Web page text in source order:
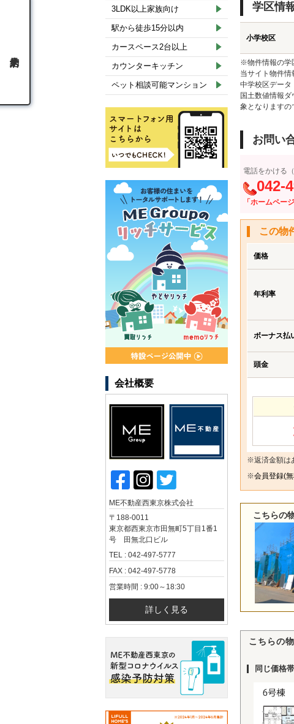
学区情
小学校区
※物件情報の学
当サイト物件
中学校区データ
国土数値情報
象となりますの
お問い
電話をかける
042-
「ホームペー
この物
価格
年利率
ボーナス払
頭金
※返済金額は
※会員登録(
こちらの
こちらの
同じ価格
3LDK以上家族向け
駅から徒歩15分以内
カースペース2台以上
カウンターキッチン
ペット相談可能マンション
会社概要
ME不動産西東京株式会社
〒188-0011
東京都西東京市田無町5丁目1番1
号 田無北口ビル
TEL : 042-497-5777
FAX : 042-497-5778
営業時間 : 9:00～18:30
詳しく見る